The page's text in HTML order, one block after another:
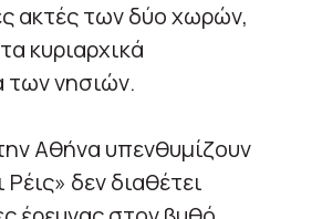
ακτές των δύο χωρών,
κυριαρχικά
των νησιών.
Αθήνα υπενθυμίζουν
Ρέις» δεν διαθέτει